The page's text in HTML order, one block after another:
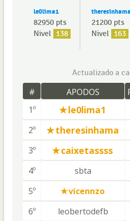
le0lima1
82950 pts
Nivel 138
21200 pts
Nivel 163
Actualizado a
# APODOS
1º
le0lima1
2º
theresinhama
3º
caixetassss
4º
sbta
5º
vicennzo
6º
leobertodefb